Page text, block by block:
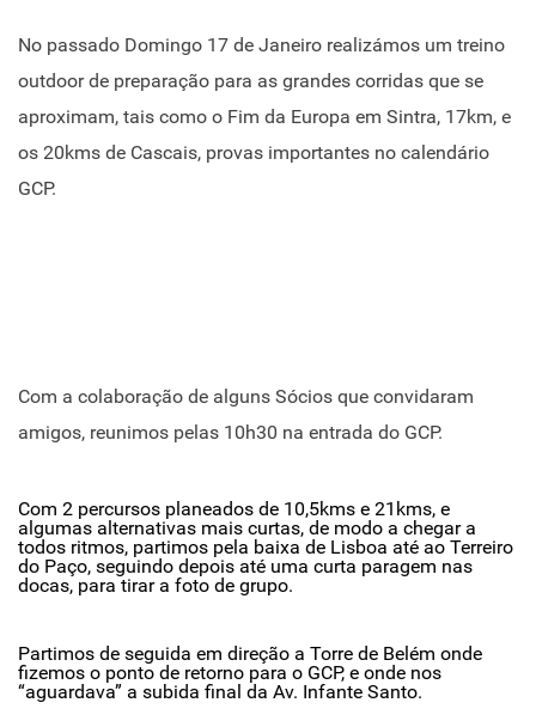
No passado Domingo 17 de Janeiro realizámos um treino
outdoor de preparação para as grandes corridas que se
aproximam, tais como o Fim da Europa em Sintra, 17km, e
os 20kms de Cascais, provas importantes no calendário
GCP.
Com a colaboração de alguns Sócios que convidaram
amigos, reunimos pelas 10h30 na entrada do GCP.
Com 2 percursos planeados de 10,5kms e 21kms, e
algumas alternativas mais curtas, de modo a chegar a
todos ritmos, partimos pela baixa de Lisboa até ao Terreiro
do Paço, seguindo depois até uma curta paragem nas
docas, para tirar a foto de grupo.
Partimos de seguida em direção a Torre de Belém onde
fizemos o ponto de retorno para o GCP, e onde nos
“aguardava” a subida final da Av. Infante Santo.